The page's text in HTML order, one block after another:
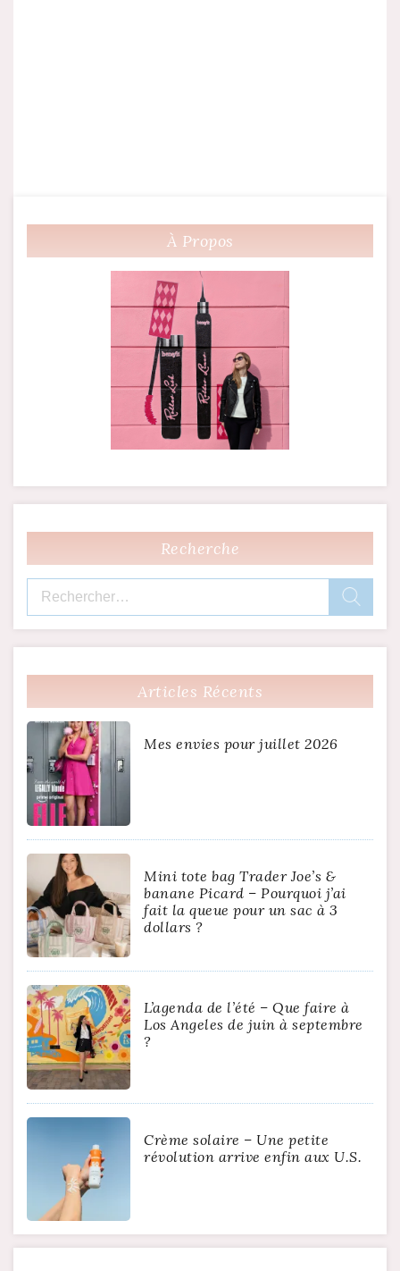
À Propos
Recherche
Rechercher :
Articles Récents
Mes envies pour juillet 2026
Mini tote bag Trader Joe’s &
banane Picard – Pourquoi j’ai
fait la queue pour un sac à 3
dollars ?
L’agenda de l’été – Que faire à
Los Angeles de juin à septembre
?
Crème solaire – Une petite
révolution arrive enfin aux U.S.